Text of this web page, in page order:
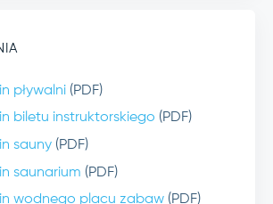
pływalni (PDF)
biletu instruktorskiego (PDF)
sauny (PDF)
saunarium (PDF)
wodnego placu zabaw (PDF)